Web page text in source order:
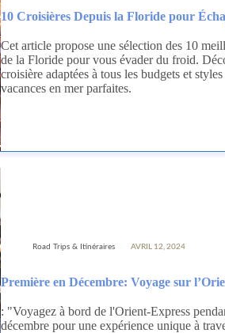
10 Croisières Depuis la Floride pour
Cet article propose une sélection des 10
de la Floride pour vous évader du froid.
croisière adaptées à tous les budgets et
vacances en mer parfaites.
Road Trips & Itinéraires AVRIL 12, 2024
Première en Décembre: Voyage sur
: "Voyagez à bord de l'Orient-Express
décembre pour une expérience unique à